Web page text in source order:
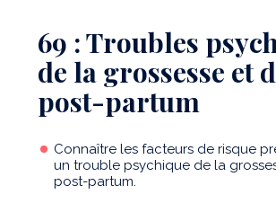
69 : Troubles
de la grossesse et
post-partum
Connaître les facteurs de risque
un trouble psychique de la
post-partum.